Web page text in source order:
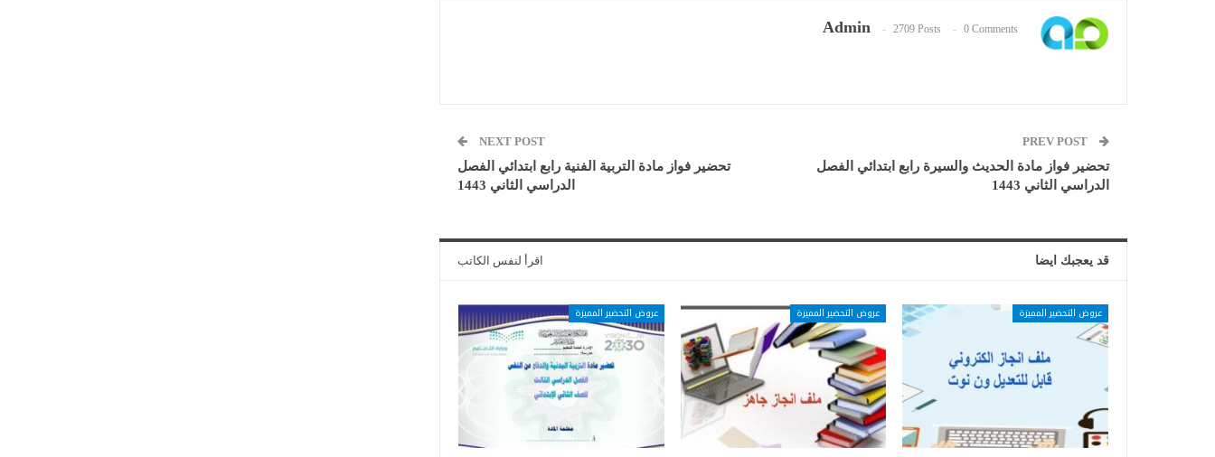
Admin 2709 Posts 0 Comments
تحضير فواز مادة الحديث والسيرة رابع ابتدائي الفصل
الدراسي الثاني 1443
NEXT POST
تحضير فواز مادة التربية الفنية رابع ابتدائي الفصل
الدراسي الثاني 1443
قد يعجبك ايضا اقرأ لنفس الكاتب
عروض التحضير المميزة عروض التحضير المميزة عروض التحضير المميزة